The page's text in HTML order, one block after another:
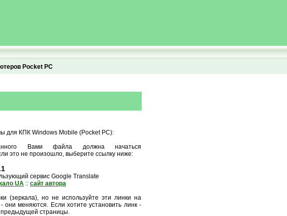
Pocket PC
для КПК Windows Mobile (Pocket PC):
Вами файла должна начаться
это не произошло, выберите ссылку ниже:
сервис Google Translate
UA :: сайт автора
(зеркала), но не используйте эти линки на
они меняются. Если хотите установить линк -
предыдущей страницы.